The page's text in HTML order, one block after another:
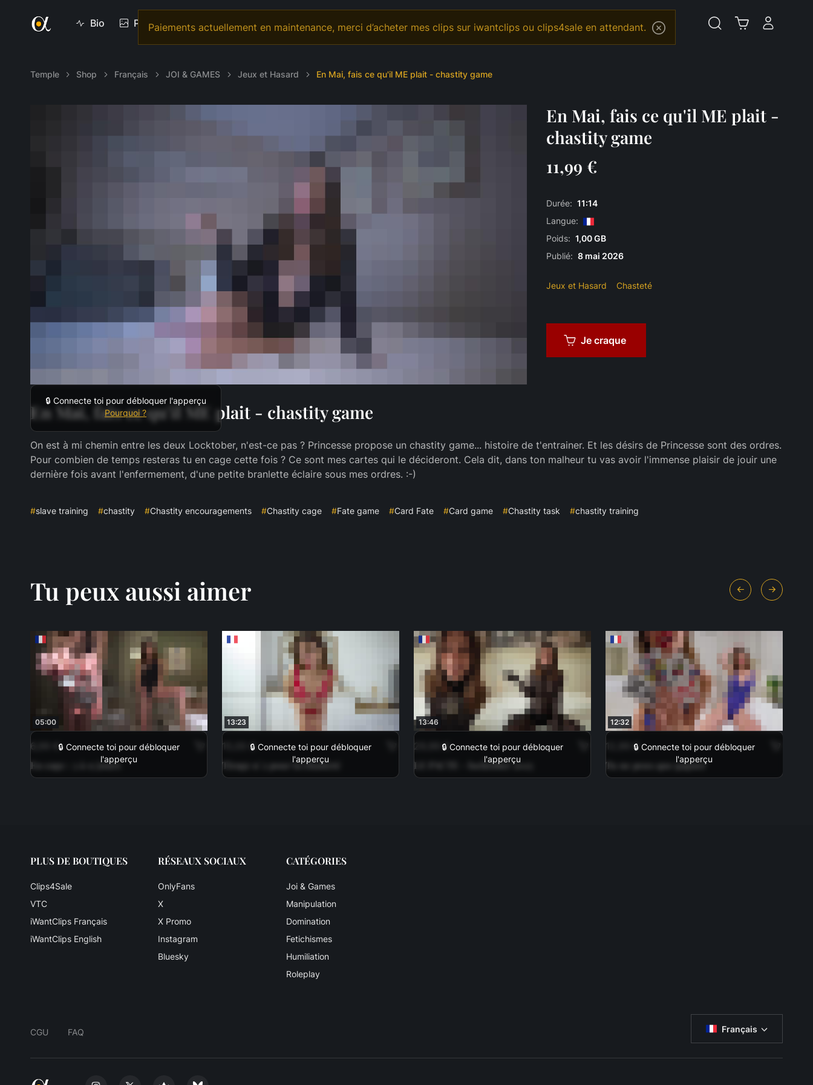
Paiements actuellement en maintenance, merci d’acheter mes clips sur iwantclips ou clips4sale en attendant.
Bio Photos Vidéos Vidéo Personnalisée Offrande OnlyFans
Temple Shop Français JOI & GAMES Jeux et Hasard En Mai, fais ce qu'il ME plait - chastity game
🔒 Connecte toi pour débloquer l'apperçu
Pourquoi ?
En Mai, fais ce qu'il ME plait -
chastity game
11,99 €
Durée: 11:14
Langue:
Poids: 1,00 GB
Publié: 8 mai 2026
Jeux et Hasard Chasteté
Je craque
En Mai, fais ce qu'il ME plait - chastity game
On est à mi chemin entre les deux Locktober, n'est-ce pas ? Princesse propose un chastity game... histoire de t'entrainer. Et les désirs de Princesse sont des ordres.
Pour combien de temps resteras tu en cage cette fois ? Ce sont mes cartes qui le décideront. Cela dit, dans ton malheur tu vas avoir l'immense plaisir de jouir une
dernière fois avant l'enfermement, d'une petite branlette éclaire sous mes ordres. :-)
#slave training #chastity #Chastity encouragements #Chastity cage #Fate game #Card Fate #Card game #Chastity task #chastity training
Tu peux aussi aimer
05:00
🔒 Connecte toi pour débloquer
l'apperçu
6,99 €
En cage : 3 à 15 jours
13:23
🔒 Connecte toi pour débloquer
l'apperçu
15,00 €
Tirage n°2 pour ta chasteté
13:46
🔒 Connecte toi pour débloquer
l'apperçu
29,99 €
LE PACTE - locktober 2025
12:32
🔒 Connecte toi pour débloquer
l'apperçu
12,99 €
Tu ne peux que gagner
PLUS DE BOUTIQUES
Clips4Sale
VTC
iWantClips Français
iWantClips English
RÉSEAUX SOCIAUX
OnlyFans
X
X Promo
Instagram
Bluesky
CATÉGORIES
Joi & Games
Manipulation
Domination
Fetichismes
Humiliation
Roleplay
CGU FAQ Français